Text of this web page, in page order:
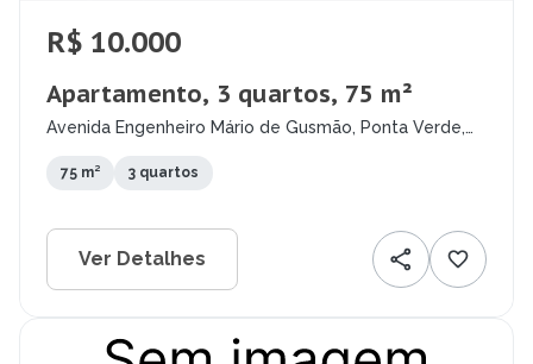
R$ 10.000
Apartamento, 3 quartos, 75 m²
Avenida Engenheiro Mário de Gusmão, Ponta Verde,
75 m² 3 quartos
Ver Detalhes